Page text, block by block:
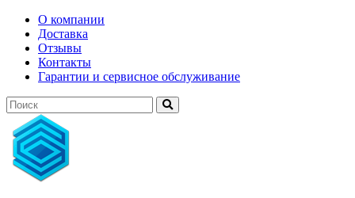
О компании
Доставка
Отзывы
Контакты
Гарантии и сервисное обслуживание